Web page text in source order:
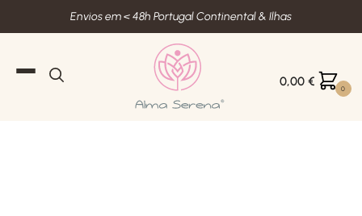
Envios em < 48h Portugal Continental & Ilhas
0,00 € 0